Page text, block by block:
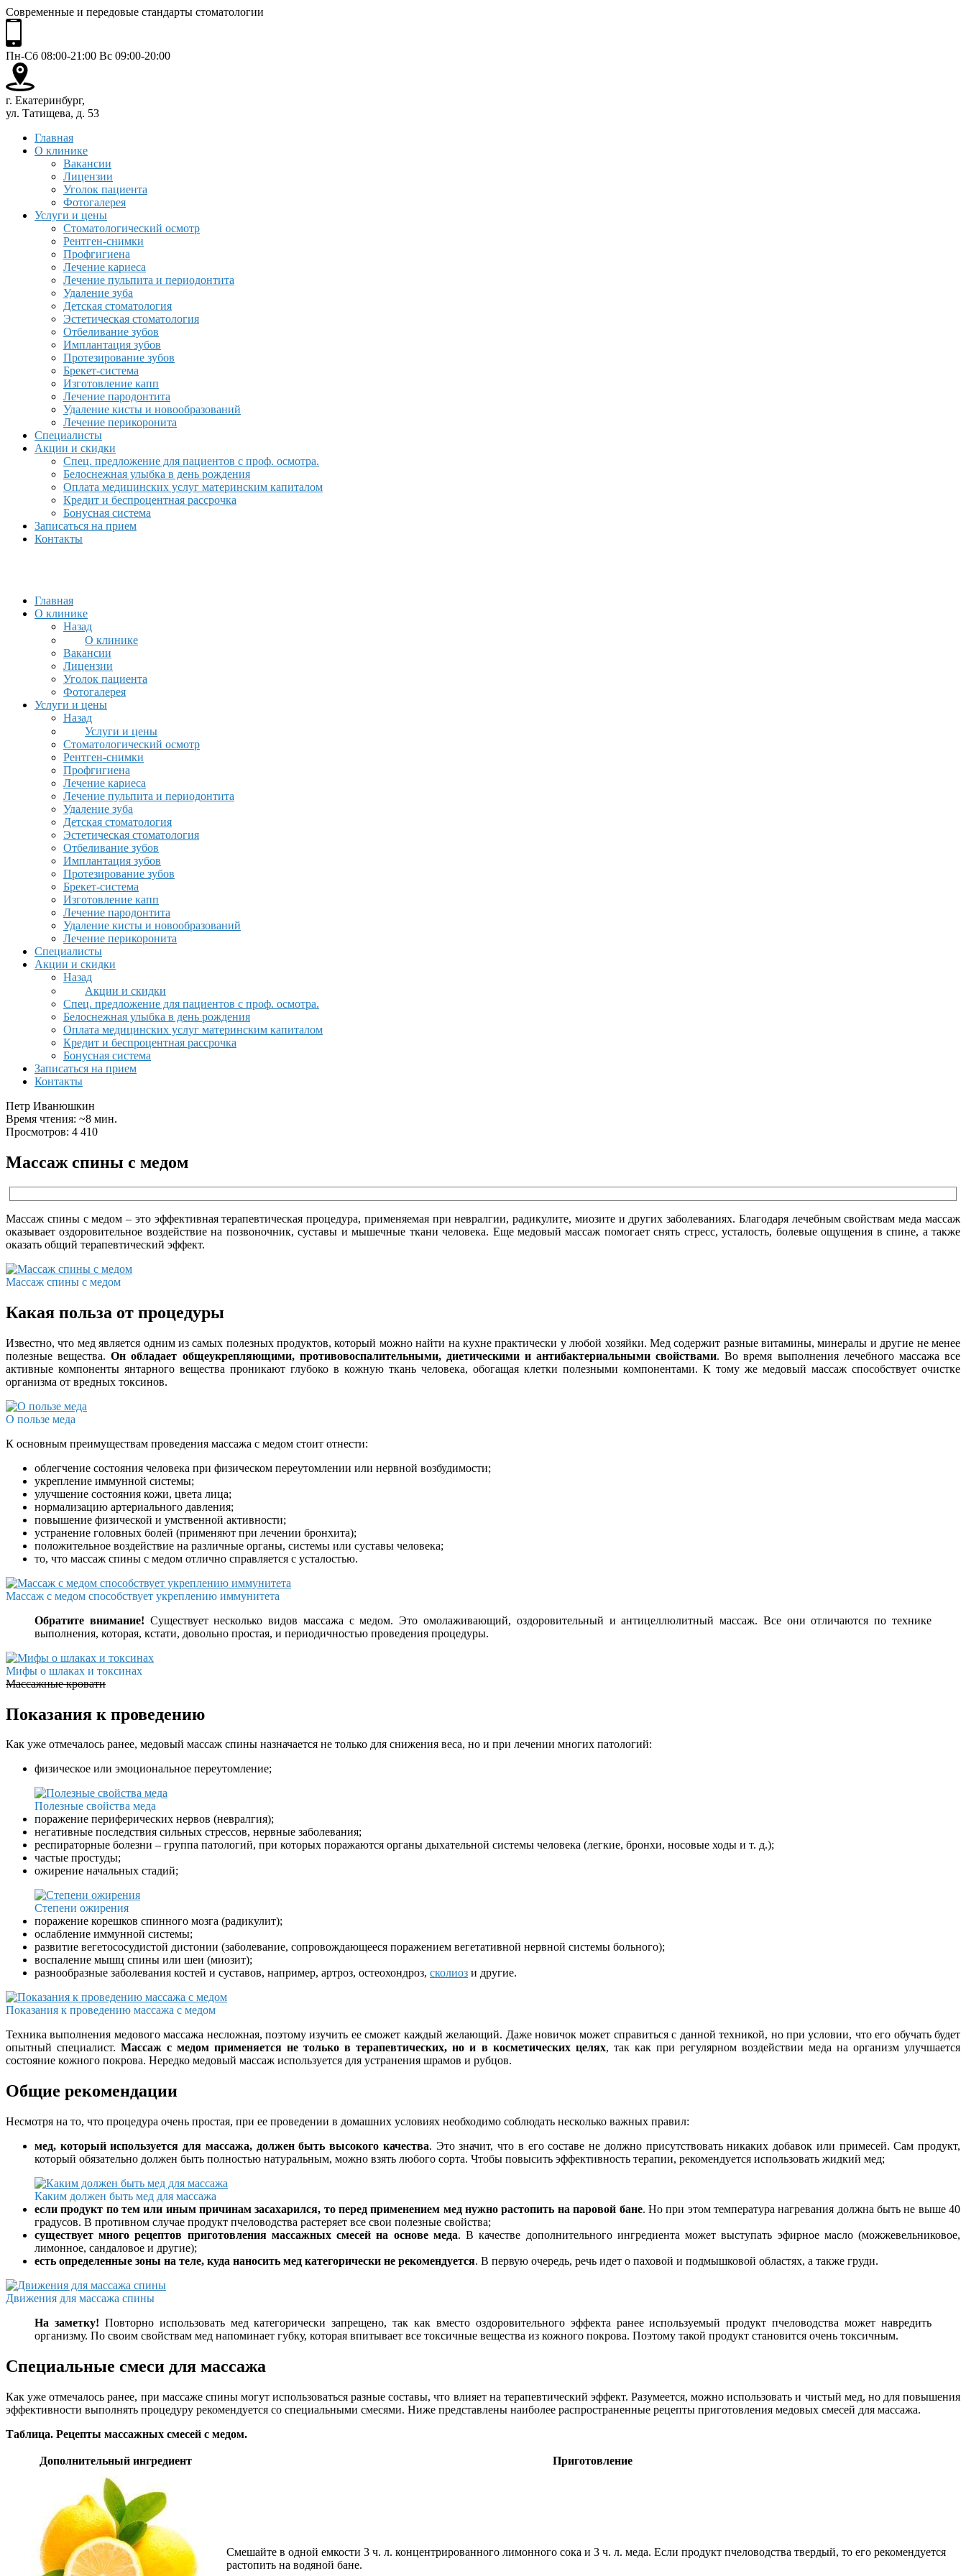
Современные и передовые стандарты стоматологии
Пн-Сб 08:00-21:00 Вс 09:00-20:00
г. Екатеринбург,
ул. Татищева, д. 53
Главная
О клинике
Вакансии
Лицензии
Уголок пациента
Фотогалерея
Услуги и цены
Стоматологический осмотр
Рентген-снимки
Профгигиена
Лечение кариеса
Лечение пульпита и периодонтита
Удаление зуба
Детская стоматология
Эстетическая стоматология
Отбеливание зубов
Имплантация зубов
Протезирование зубов
Брекет-система
Изготовление капп
Лечение пародонтита
Удаление кисты и новообразований
Лечение перикоронита
Специалисты
Акции и скидки
Спец. предложение для пациентов с проф. осмотра.
Белоснежная улыбка в день рождения
Оплата медицинских услуг материнским капиталом
Кредит и беспроцентная рассрочка
Бонусная система
Записаться на прием
Контакты
Главная
О клинике
Назад
О клинике
Вакансии
Лицензии
Уголок пациента
Фотогалерея
Услуги и цены
Назад
Услуги и цены
Стоматологический осмотр
Рентген-снимки
Профгигиена
Лечение кариеса
Лечение пульпита и периодонтита
Удаление зуба
Детская стоматология
Эстетическая стоматология
Отбеливание зубов
Имплантация зубов
Протезирование зубов
Брекет-система
Изготовление капп
Лечение пародонтита
Удаление кисты и новообразований
Лечение перикоронита
Специалисты
Акции и скидки
Назад
Акции и скидки
Спец. предложение для пациентов с проф. осмотра.
Белоснежная улыбка в день рождения
Оплата медицинских услуг материнским капиталом
Кредит и беспроцентная рассрочка
Бонусная система
Записаться на прием
Контакты
Петр Иванюшкин
Время чтения: ~8 мин.
Просмотров: 4 410
Массаж спины с медом
Массаж спины с медом – это эффективная терапевтическая процедура, применяемая при невралгии, радикулите, миозите и других заболеваниях. Благодаря лечебным свойствам меда массаж
оказывает оздоровительное воздействие на позвоночник, суставы и мышечные ткани человека. Еще медовый массаж помогает снять стресс, усталость, болевые ощущения в спине, а также
оказать общий терапевтический эффект.
Массаж спины с медом
Какая польза от процедуры
Известно, что мед является одним из самых полезных продуктов, который можно найти на кухне практически у любой хозяйки. Мед содержит разные витамины, минералы и другие не менее
полезные вещества.Он обладает общеукрепляющими, противовоспалительными, диетическими и антибактериальными свойствами. Во время выполнения лечебного массажа все
активные компоненты янтарного вещества проникают глубоко в кожную ткань человека, обогащая клетки полезными компонентами. К тому же медовый массаж способствует очистке
организма от вредных токсинов.
О пользе меда
К основным преимуществам проведения массажа с медом стоит отнести:
облегчение состояния человека при физическом переутомлении или нервной возбудимости;
укрепление иммунной системы;
улучшение состояния кожи, цвета лица;
нормализацию артериального давления;
повышение физической и умственной активности;
устранение головных болей (применяют при лечении бронхита);
положительное воздействие на различные органы, системы или суставы человека;
то, что массаж спины с медом отлично справляется с усталостью.
Массаж с медом способствует укреплению иммунитета
Обратите внимание! Существует несколько видов массажа с медом. Это омолаживающий, оздоровительный и антицеллюлитный массаж. Все они отличаются по технике
выполнения, которая, кстати, довольно простая, и периодичностью проведения процедуры.
Мифы о шлаках и токсинах
Массажные кровати
Показания к проведению
Как уже отмечалось ранее, медовый массаж спины назначается не только для снижения веса, но и при лечении многих патологий:
физическое или эмоциональное переутомление;
Полезные свойства меда
поражение периферических нервов (невралгия);
негативные последствия сильных стрессов, нервные заболевания;
респираторные болезни – группа патологий, при которых поражаются органы дыхательной системы человека (легкие, бронхи, носовые ходы и т. д.);
частые простуды;
ожирение начальных стадий;
Степени ожирения
поражение корешков спинного мозга (радикулит);
ослабление иммунной системы;
развитие вегетососудистой дистонии (заболевание, сопровождающееся поражением вегетативной нервной системы больного);
воспаление мышц спины или шеи (миозит);
разнообразные заболевания костей и суставов, например, артроз, остеохондроз, сколиоз и другие.
Показания к проведению массажа с медом
Техника выполнения медового массажа несложная, поэтому изучить ее сможет каждый желающий. Даже новичок может справиться с данной техникой, но при условии, что его обучать будет
опытный специалист.Массаж с медом применяется не только в терапевтических, но и в косметических целях, так как при регулярном воздействии меда на организм улучшается
состояние кожного покрова. Нередко медовый массаж используется для устранения шрамов и рубцов.
Общие рекомендации
Несмотря на то, что процедура очень простая, при ее проведении в домашних условиях необходимо соблюдать несколько важных правил:
мед, который используется для массажа, должен быть высокого качества. Это значит, что в его составе не должно присутствовать никаких добавок или примесей. Сам продукт,
который обязательно должен быть полностью натуральным, можно взять любого сорта. Чтобы повысить эффективность терапии, рекомендуется использовать жидкий мед;
Каким должен быть мед для массажа
если продукт по тем или иным причинам засахарился, то перед применением мед нужно растопить на паровой бане. Но при этом температура нагревания должна быть не выше 40
градусов. В противном случае продукт пчеловодства растеряет все свои полезные свойства;
существует много рецептов приготовления массажных смесей на основе меда. В качестве дополнительного ингредиента может выступать эфирное масло (можжевельниковое,
лимонное, сандаловое и другие);
есть определенные зоны на теле, куда наносить мед категорически не рекомендуется. В первую очередь, речь идет о паховой и подмышковой областях, а также груди.
Движения для массажа спины
На заметку! Повторно использовать мед категорически запрещено, так как вместо оздоровительного эффекта ранее используемый продукт пчеловодства может навредить
организму. По своим свойствам мед напоминает губку, которая впитывает все токсичные вещества из кожного покрова. Поэтому такой продукт становится очень токсичным.
Специальные смеси для массажа
Как уже отмечалось ранее, при массаже спины могут использоваться разные составы, что влияет на терапевтический эффект. Разумеется, можно использовать и чистый мед, но для повышения
эффективности выполнять процедуру рекомендуется со специальными смесями. Ниже представлены наиболее распространенные рецепты приготовления медовых смесей для массажа.
Таблица. Рецепты массажных смесей с медом.
Дополнительный ингредиент Приготовление
Смешайте в одной емкости 3 ч. л. концентрированного лимонного сока и 3 ч. л. меда. Если продукт пчеловодства твердый, то его рекомендуется
растопить на водяной бане.